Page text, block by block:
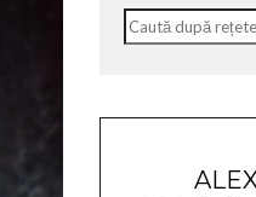
Caută